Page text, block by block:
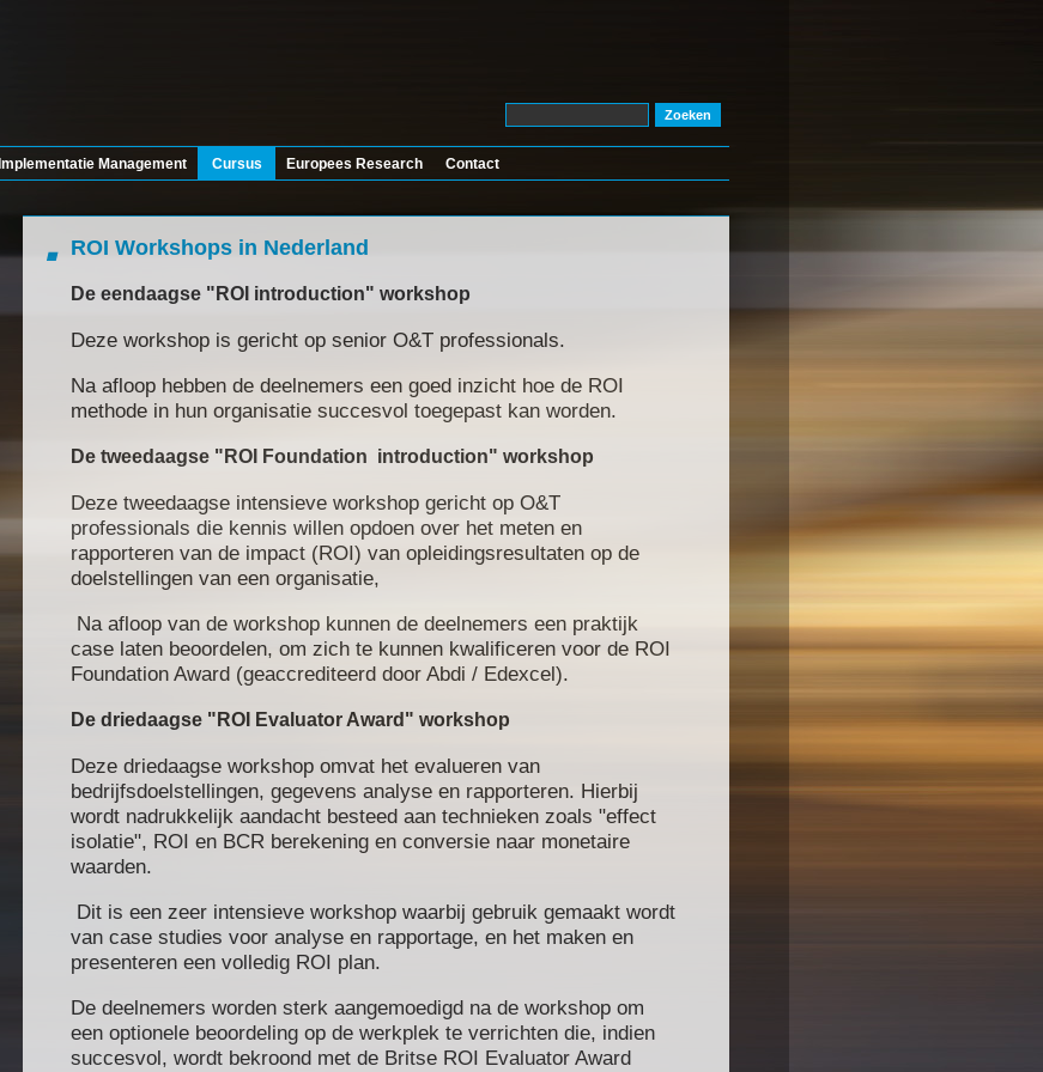
Implementatie Management Cursus Europees Research Contact
ROI Workshops in Nederland
De eendaagse "ROI introduction" workshop
Deze workshop is gericht op senior O&T professionals.
Na afloop hebben de deelnemers een goed inzicht hoe de ROI
methode in hun organisatie succesvol toegepast kan worden.
De tweedaagse "ROI Foundation introduction" workshop
Deze tweedaagse intensieve workshop gericht op O&T
professionals die kennis willen opdoen over het meten en
rapporteren van de impact (ROI) van opleidingsresultaten op de
doelstellingen van een organisatie,
Na afloop van de workshop kunnen de deelnemers een praktijk
case laten beoordelen, om zich te kunnen kwalificeren voor de ROI
Foundation Award (geaccrediteerd door Abdi / Edexcel).
De driedaagse "ROI Evaluator Award" workshop
Deze driedaagse workshop omvat het evalueren van
bedrijfsdoelstellingen, gegevens analyse en rapporteren. Hierbij
wordt nadrukkelijk aandacht besteed aan technieken zoals "effect
isolatie", ROI en BCR berekening en conversie naar monetaire
waarden.
Dit is een zeer intensieve workshop waarbij gebruik gemaakt wordt
van case studies voor analyse en rapportage, en het maken en
presenteren een volledig ROI plan.
De deelnemers worden sterk aangemoedigd na de workshop om
een optionele beoordeling op de werkplek te verrichten die, indien
succesvol, wordt bekroond met de Britse ROI Evaluator Award